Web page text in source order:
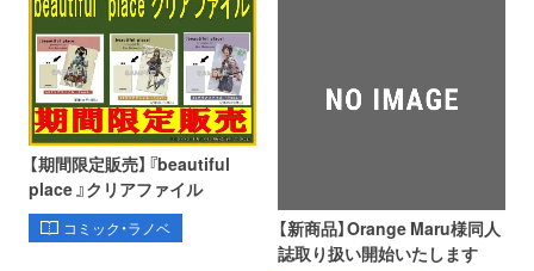
【期間限定販売】『beautiful
place 』クリアファイル
コミック・ラノベ
【新商品】Orange Maru様同人
誌取り扱い開始いたします